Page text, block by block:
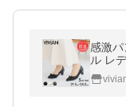
感激
ル レ
結婚
ドト